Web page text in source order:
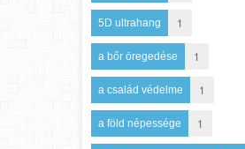
5D ultrahang 1
a bőr öregedése 1
a család védelme 1
a föld népessége 1